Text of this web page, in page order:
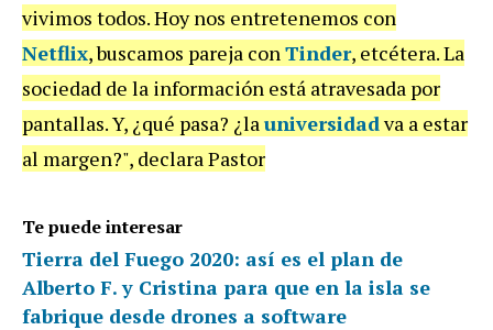
vivimos todos. Hoy nos entretenemos con
Netflix, buscamos pareja conTinder, etcétera. La
sociedad de la información está atravesada por
pantallas. Y, ¿qué pasa? ¿launiversidadva a estar
al margen?", declara Pastor
Te puede interesar
Tierra del Fuego 2020: así es el plan de
Alberto F. y Cristina para que en la isla se
fabrique desde drones a software